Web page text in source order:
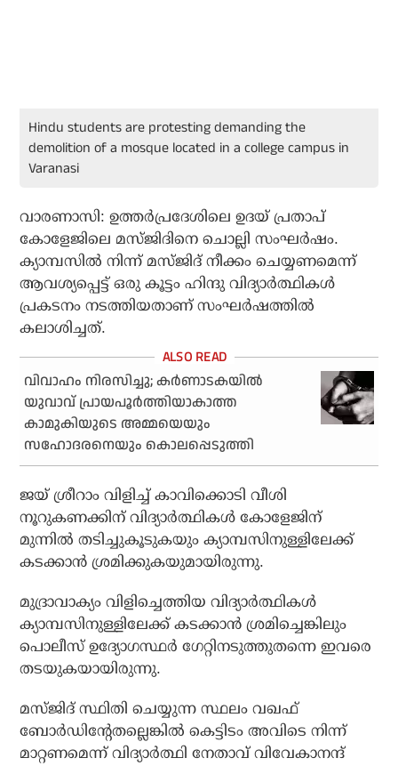
Hindu students are protesting demanding the
demolition of a mosque located in a college campus in
Varanasi
വാരണാസി: ഉത്തര്‍പ്രദേശിലെ ഉദയ് പ്രതാപ്
കോളേജിലെ മസ്ജിദിനെ ചൊല്ലി സംഘര്‍ഷം.
ക്യാമ്പസില്‍ നിന്ന് മസ്ജിദ് നീക്കം ചെയ്യണമെന്ന്
ആവശ്യപ്പെട്ട് ഒരു കൂട്ടം ഹിന്ദു വിദ്യാര്‍ത്ഥികള്‍
പ്രകടനം നടത്തിയതാണ് സംഘര്‍ഷത്തില്‍
കലാശിച്ചത്.
വിവാഹം നിരസിച്ചു; കർണാടകയിൽ
യുവാവ് പ്രായപൂർത്തിയാകാത്ത
കാമുകിയുടെ അമ്മയെയും
സഹോദരനെയും കൊലപ്പെടുത്തി
ജയ് ശ്രീറാം വിളിച്ച് കാവിക്കൊടി വീശി
നൂറുകണക്കിന് വിദ്യാര്‍ത്ഥികള്‍ കോളേജിന്
മുന്നില്‍ തടിച്ചുകൂടുകയും ക്യാമ്പസിനുള്ളിലേക്ക്
കടക്കാന്‍ ശ്രമിക്കുകയുമായിരുന്നു.
മുദ്രാവാക്യം വിളിച്ചെത്തിയ വിദ്യാര്‍ത്ഥികള്‍
ക്യാമ്പസിനുള്ളിലേക്ക് കടക്കാന്‍ ശ്രമിച്ചെങ്കിലും
പൊലീസ് ഉദ്യോഗസ്ഥര്‍ ഗേറ്റിനടുത്തുതന്നെ ഇവരെ
തടയുകയായിരുന്നു.
മസ്ജിദ് സ്ഥിതി ചെയ്യുന്ന സ്ഥലം വഖഫ്
ബോര്‍ഡിന്റേതല്ലെങ്കില്‍ കെട്ടിടം അവിടെ നിന്ന്
മാറ്റണമെന്ന് വിദ്യാര്‍ത്ഥി നേതാവ് വിവേകാനന്ദ്